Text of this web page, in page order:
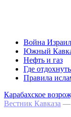
Война
Южный
Нефть и газ
Где
Правила
Карабахское
Вестник Кавказа —